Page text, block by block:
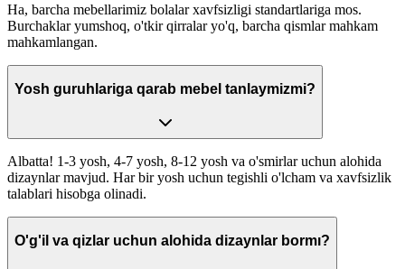
Ha, barcha mebellarimiz bolalar xavfsizligi standartlariga mos.
Burchaklar yumshoq, o'tkir qirralar yo'q, barcha qismlar mahkam
mahkamlangan.
Yosh guruhlariga qarab mebel tanlaymizmi?
Albatta! 1-3 yosh, 4-7 yosh, 8-12 yosh va o'smirlar uchun alohida
dizaynlar mavjud. Har bir yosh uchun tegishli o'lcham va xavfsizlik
talablari hisobga olinadi.
O'g'il va qizlar uchun alohida dizaynlar bormı?